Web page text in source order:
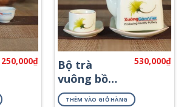
250,000₫
Bộ trà
vuông bồ
công anh
530,000₫
THÊM VÀO GIỎ HÀNG